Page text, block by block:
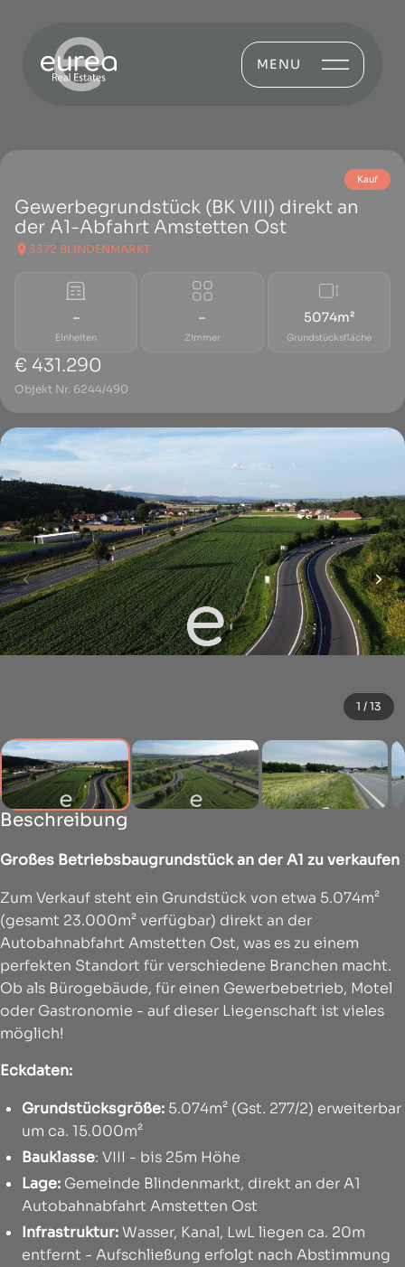
MENU
Kauf
Gewerbegrundstück (BK VIII) direkt an
der A1-Abfahrt Amstetten Ost
3372 BLINDENMARKT
–
Einheiten
–
Zimmer
5074m²
Grundstücksfläche
€ 431.290
Objekt Nr. 6244/490
1 / 13
Beschreibung
Großes Betriebsbaugrundstück an der A1 zu verkaufen
Zum Verkauf steht ein Grundstück von etwa 5.074m²
(gesamt 23.000m² verfügbar) direkt an der
Autobahnabfahrt Amstetten Ost, was es zu einem
perfekten Standort für verschiedene Branchen macht.
Ob als Bürogebäude, für einen Gewerbebetrieb, Motel
oder Gastronomie - auf dieser Liegenschaft ist vieles
möglich!
Eckdaten:
Grundstücksgröße: 5.074m² (Gst. 277/2) erweiterbar
um ca. 15.000m²
Bauklasse: VIII - bis 25m Höhe
Lage: Gemeinde Blindenmarkt, direkt an der A1
Autobahnabfahrt Amstetten Ost
Infrastruktur:Wasser, Kanal, LwL liegen ca. 20m
entfernt - Aufschließung erfolgt nach Abstimmung